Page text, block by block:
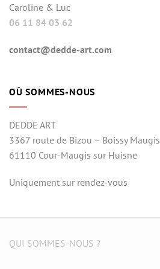
Caroline & Luc
06 11 84 03 62
contact@dedde-art.com
OÙ SOMMES-NOUS
DEDDE ART
3367 route de Bizou – Boissy Maugis
61110 Cour-Maugis sur Huisne
Uniquement sur rendez-vous
QUI SOMMES-NOUS ?